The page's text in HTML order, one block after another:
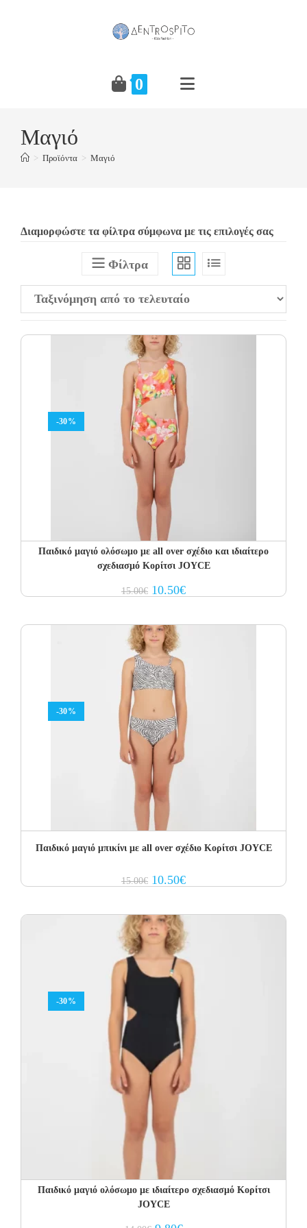
0
Μαγιό
> Προϊόντα > Μαγιό
Διαμορφώστε τα φίλτρα σύμφωνα με τις επιλογές σας
Φίλτρα
-30%
Παιδικό μαγιό ολόσωμο με all over σχέδιο και ιδιαίτερο
σχεδιασμό Κορίτσι JOYCE
15.00€ Original
price
10.50€Current
price
-30%
Παιδικό μαγιό μπικίνι με all over σχέδιο Κορίτσι JOYCE
15.00€ Original
price
10.50€Current
price
-30%
Παιδικό μαγιό ολόσωμο με ιδιαίτερο σχεδιασμό Κορίτσι
JOYCE
OriginalCurrent